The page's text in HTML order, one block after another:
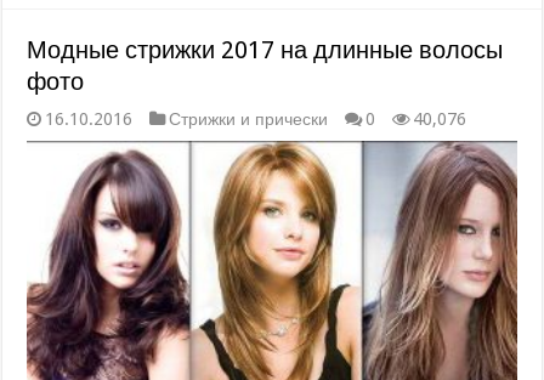
Модные стрижки 2017 на длинные волосы
фото
16.10.2016 Стрижки и прически 0 40,076